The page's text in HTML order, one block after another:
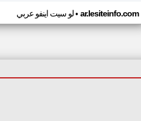
لو سيت اينفو عربي• ar.lesiteinfo.com